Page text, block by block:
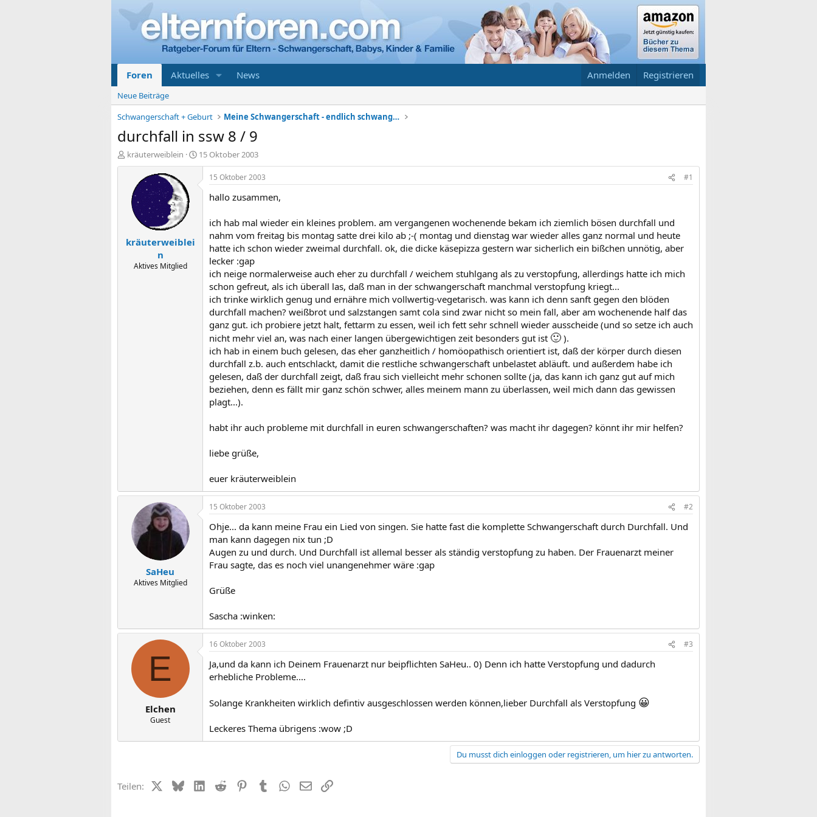
Foren Aktuelles News Anmelden Registrieren
Neue Beiträge
Schwangerschaft + Geburt
Meine Schwangerschaft - endlich schwanger
durchfall in ssw 8 / 9
E
r
r
kräuterweiblein
E
r
t
15 Oktober 2003
kräuterweiblei
n
Aktives Mitglied
15 Oktober 2003 #1
hallo zusammen,
ich hab mal wieder ein kleines problem. am vergangenen wochenende bekam ich ziemlich bösen durchfall und
nahm vom freitag bis montag satte drei kilo ab ;-( montag und dienstag war wieder alles ganz normal und heute
hatte ich schon wieder zweimal durchfall. ok, die dicke käsepizza gestern war sicherlich ein bißchen unnötig, aber
lecker :gap
ich neige normalerweise auch eher zu durchfall / weichem stuhlgang als zu verstopfung, allerdings hatte ich mich
schon gefreut, als ich überall las, daß man in der schwangerschaft manchmal verstopfung kriegt...
ich trinke wirklich genug und ernähre mich vollwertig-vegetarisch. was kann ich denn sanft gegen den blöden
durchfall machen? weißbrot und salzstangen samt cola sind zwar nicht so mein fall, aber am wochenende half das
ganz gut. ich probiere jetzt halt, fettarm zu essen, weil ich fett sehr schnell wieder ausscheide (und so setze ich auch
nicht mehr viel an, was nach einer langen übergewichtigen zeit besonders gut ist 🙂 ).
ich hab in einem buch gelesen, das eher ganzheitlich / homöopathisch orientiert ist, daß der körper durch diesen
durchfall z.b. auch entschlackt, damit die restliche schwangerschaft unbelastet abläuft. und außerdem habe ich
gelesen, daß der durchfall zeigt, daß frau sich vielleicht mehr schonen sollte (ja, das kann ich ganz gut auf mich
beziehen, denn es fällt mir ganz schön schwer, alles meinem mann zu überlassen, weil mich dann das gewissen
plagt...).
habt ihr auch probleme mit durchfall in euren schwangerschaften? was macht ihr dagegen? könnt ihr mir helfen?
liebe grüße,
euer kräuterweiblein
SaHeu
Aktives Mitglied
15 Oktober 2003 #2
Ohje... da kann meine Frau ein Lied von singen. Sie hatte fast die komplette Schwangerschaft durch Durchfall. Und
man kann dagegen nix tun ;D
Augen zu und durch. Und Durchfall ist allemal besser als ständig verstopfung zu haben. Der Frauenarzt meiner
Frau sagte, das es noch viel unangenehmer wäre :gap
Grüße
Sascha :winken:
E
Elchen
Guest
16 Oktober 2003 #3
Ja,und da kann ich Deinem Frauenarzt nur beipflichten SaHeu.. 0) Denn ich hatte Verstopfung und dadurch
erhebliche Probleme....
Solange Krankheiten wirklich defintiv ausgeschlossen werden können,lieber Durchfall als Verstopfung 😀
Leckeres Thema übrigens :wow ;D
Du musst dich einloggen oder registrieren, um hier zu antworten.
Teilen: X (Twitter)
BlueskyLinkedIn
Reddit PinterestTumblrWhatsApp
E-MailLink